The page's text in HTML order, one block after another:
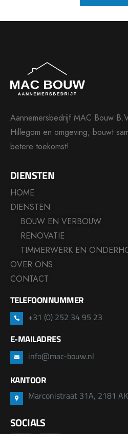
Aannemersbedrijf MAC Bouw
Hillegom en omgeving, bouwt
betere toekomst!
DIENSTEN
HOME
DIENSTEN
BOUW EN VERBOUW
RENOVATIE
TIMMERWERK EN
OVER ONS
CONTACT
TELEFOONNUMMER
+31 (0) 252 34 95 23
E-MAILADRES
info@mac-bouw.nl
KANTOOR
Marconistraat 31A, 2181
SOCIALS